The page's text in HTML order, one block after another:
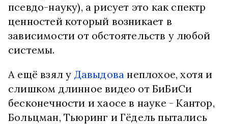
псевдо-науку), а рисует это как спектр
ценностей который возникает в
зависимости от обстоятельств у любой
системы.
А ещё взял у Давыдова неплохое, хотя и
слишком длинное видео от БиБиСи
бесконечности и хаосе в науке - Кантор,
Больцман, Тьюринг и Гёдель пытались